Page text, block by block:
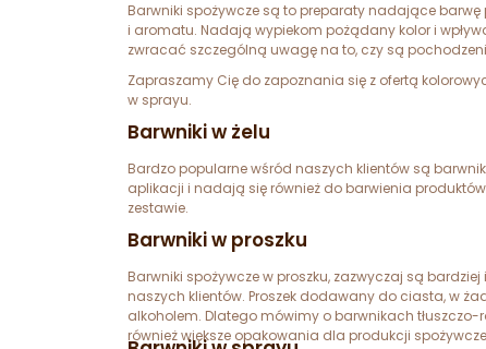
Barwniki spożywcze są to preparaty nadające
i aromatu. Nadają wypiekom pożądany kolor i
zwracać szczególną uwagę na to, czy są
Zapraszamy Cię do zapoznania się z ofertą
w sprayu.
Barwniki w żelu
Bardzo popularne wśród naszych klientów są
aplikacji i nadają się również do barwienia
zestawie.
Barwniki w proszku
Barwniki spożywcze w proszku, zazwyczaj są
naszych klientów. Proszek dodawany do ciasta, w
alkoholem. Dlatego mówimy o barwnikach
również większe opakowania dla produkcji